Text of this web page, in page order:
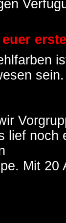
sein.
lief noch
Mit